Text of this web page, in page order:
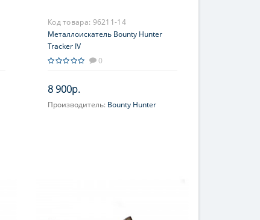
Код товара: 96211-14
Металлоискатель Bounty Hunter
Tracker IV
0
8 900р.
Производитель: Bounty Hunter